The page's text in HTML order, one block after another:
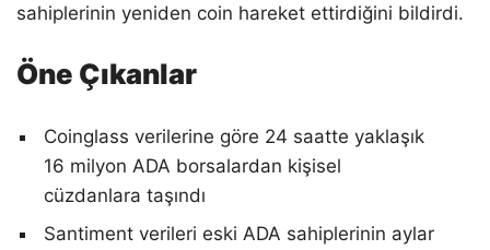
sahiplerinin yeniden coin hareket ettirdiğini bildirdi.
Öne Çıkanlar
Coinglass verilerine göre 24 saatte yaklaşık
16 milyon ADA borsalardan kişisel
cüzdanlara taşındı
Santiment verileri eski ADA sahiplerinin aylar